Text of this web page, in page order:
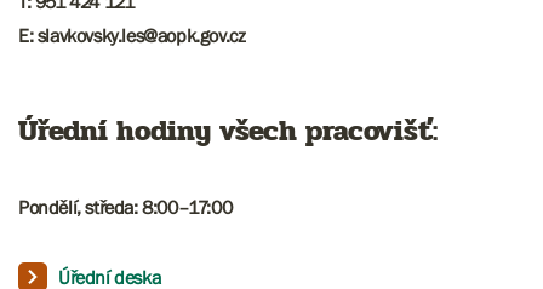
E: slavkovsky.les@aopk.gov.cz
Úřední hodiny všech pracovišť:
Pondělí, středa: 8:00–17:00
Úřední deska